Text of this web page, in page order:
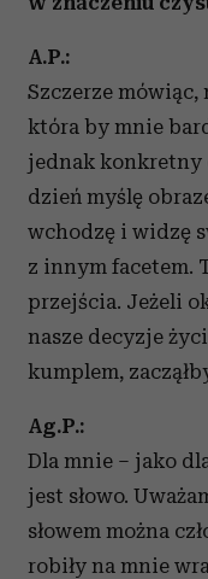
A.P.:
Szczerze mówiąc,
która by mnie
jednak konkretny
dzień myślę
wchodzę i widzę
z innym facetem.
przejścia. Jeżeli
nasze decyzje
kumplem,
Ag.P.:
Dla mnie – jako
jest słowo.
słowem można
robiły na mnie